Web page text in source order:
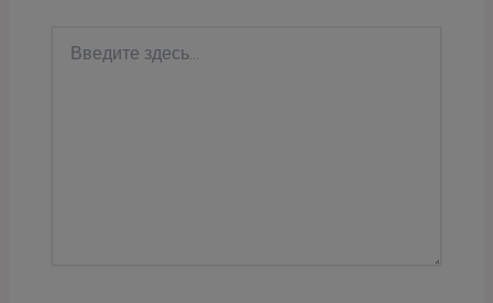
здесь...